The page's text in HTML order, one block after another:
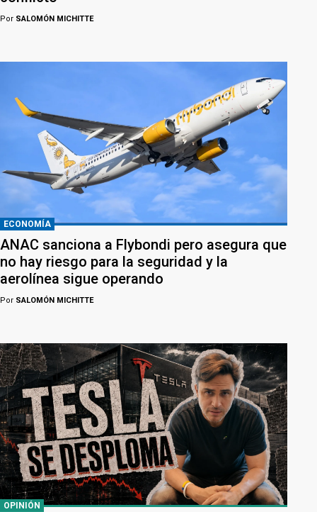
Por SALOMÓN MICHITTE
ECONOMÍA
ANAC sanciona a Flybondi pero asegura que
no hay riesgo para la seguridad y la
aerolínea sigue operando
Por SALOMÓN MICHITTE
OPINIÓN